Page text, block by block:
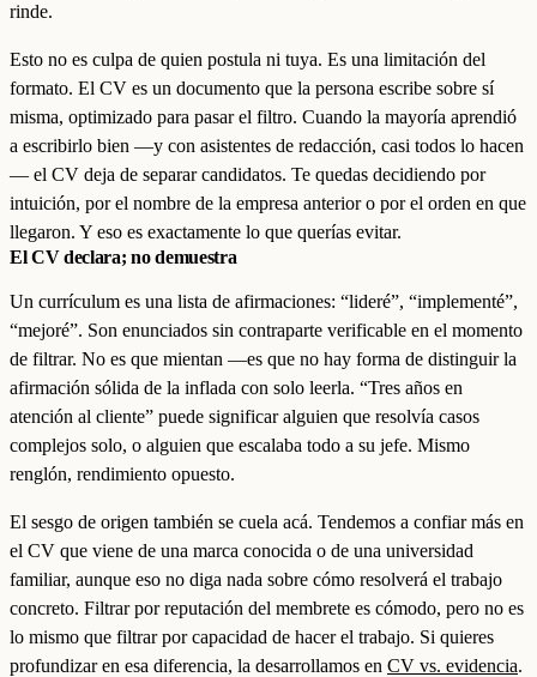
rinde.
Esto no es culpa de quien postula ni tuya. Es una limitación del
formato. El CV es un documento que la persona escribe sobre sí
misma, optimizado para pasar el filtro. Cuando la mayoría aprendió
a escribirlo bien —y con asistentes de redacción, casi todos lo hacen
— el CV deja de separar candidatos. Te quedas decidiendo por
intuición, por el nombre de la empresa anterior o por el orden en que
llegaron. Y eso es exactamente lo que querías evitar.
El CV declara; no demuestra
Un currículum es una lista de afirmaciones: “lideré”, “implementé”,
“mejoré”. Son enunciados sin contraparte verificable en el momento
de filtrar. No es que mientan —es que no hay forma de distinguir la
afirmación sólida de la inflada con solo leerla. “Tres años en
atención al cliente” puede significar alguien que resolvía casos
complejos solo, o alguien que escalaba todo a su jefe. Mismo
renglón, rendimiento opuesto.
El sesgo de origen también se cuela acá. Tendemos a confiar más en
el CV que viene de una marca conocida o de una universidad
familiar, aunque eso no diga nada sobre cómo resolverá el trabajo
concreto. Filtrar por reputación del membrete es cómodo, pero no es
lo mismo que filtrar por capacidad de hacer el trabajo. Si quieres
profundizar en esa diferencia, la desarrollamos en CV vs. evidencia.